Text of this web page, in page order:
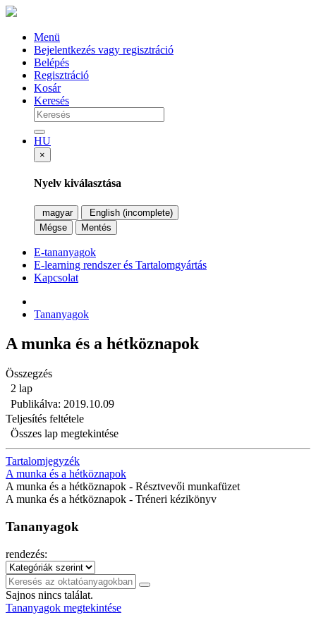
Menü
Bejelentkezés vagy regisztráció
Belépés
Regisztráció
Kosár
Keresés
HU
×
Nyelv kiválasztása
magyar
English (incomplete)
Mégse
Mentés
E-tananyagok
E-learning rendszer és Tartalomgyártás
Kapcsolat
Tananyagok
A munka és a hétköznapok
Összegzés
2 lap
Publikálva: 2019.10.09
Teljesítés feltétele
Összes lap megtekintése
Tartalomjegyzék
A munka és a hétköznapok
A munka és a hétköznapok - Résztvevői munkafüzet
A munka és a hétköznapok - Tréneri kézikönyv
Tananyagok
rendezés:
Sajnos nincs találat.
Tananyagok megtekintése